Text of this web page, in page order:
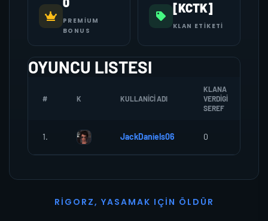
PREMIUM
BONUS
[KCTK]
KLAN ETIKETI
OYUNCU LISTESI
# K KULLANICI ADI
KLANA
VERDIGI
SEREF
1. JackDaniels06 0
R I G O R Z, YASAMAK I ÇI N Ö L D Ü R